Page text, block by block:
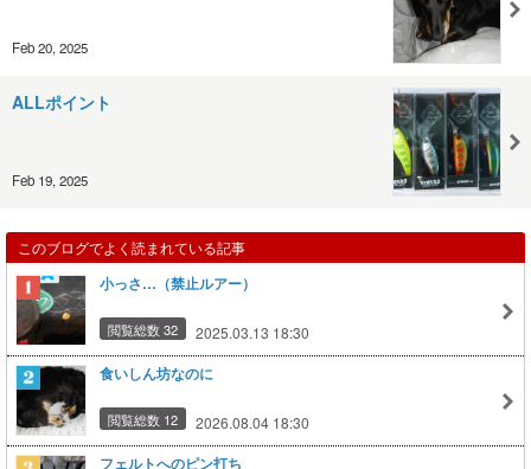
Feb 20, 2025
ALLポイント
Feb 19, 2025
このブログでよく読まれている記事
小っさ…（禁止ルアー）
閲覧総数 32 2025.03.13 18:30
食いしん坊なのに
閲覧総数 12 2026.08.04 18:30
フェルトへのピン打ち